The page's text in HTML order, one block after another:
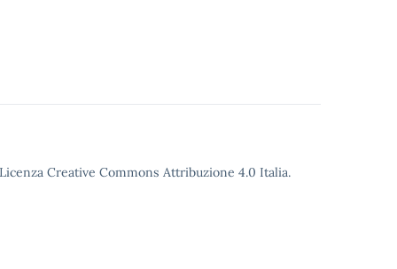
Creative Commons Attribuzione 4.0 Italia.